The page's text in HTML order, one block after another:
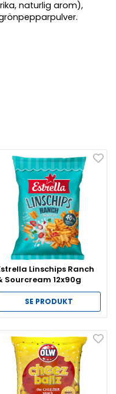
naturlig arom),
Linschips Ranch
Sourcream 12x90g
SE PRODUKT